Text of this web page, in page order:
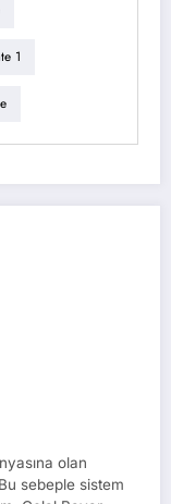
1
olan
sebeple sistem